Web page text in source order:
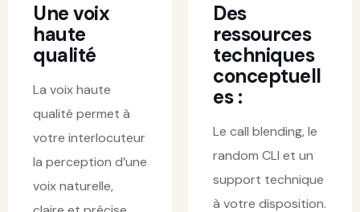
Une voix
haute
qualité
La voix haute
qualité permet à
votre interlocuteur
la perception d’une
voix naturelle,
Des
ressources
techniques
conceptuell
es :
Le call blending, le
random CLI et un
support technique
à votre disposition.